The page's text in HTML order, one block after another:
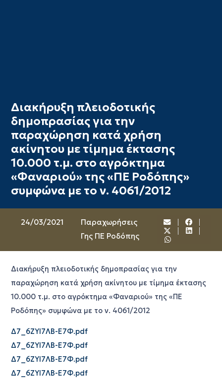
Διακήρυξη πλειοδοτικής
δημοπρασίας για την
παραχώρηση κατά χρήση
ακίνητου με τίμημα έκτασης
10.000 τ.μ. στο αγρόκτημα
«Φαναριού» της «ΠΕ Ροδόπης»
συμφώνα με το ν. 4061/2012
24/03/2021
Παραχωρήσεις
Γης ΠΕ Ροδόπης
Διακήρυξη πλειοδοτικής δημοπρασίας για την
παραχώρηση κατά χρήση ακίνητου με τίμημα έκτασης
10.000 τ.μ. στο αγρόκτημα «Φαναριού» της «ΠΕ
Ροδόπης» συμφώνα με το ν. 4061/2012
Δ7_6ΖΥΙ7ΛΒ-Ε7Φ.pdf
Δ7_6ΖΥΙ7ΛΒ-Ε7Φ.pdf
Δ7_6ΖΥΙ7ΛΒ-Ε7Φ.pdf
Δ7_6ΖΥΙ7ΛΒ-Ε7Φ.pdf